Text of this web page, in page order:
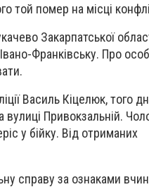
той помер на місці
Закарпатської
Франківську. Про
Василь Кіцелюк, того
Привокзальній.
у бійку. Від отриманих
справу за ознаками